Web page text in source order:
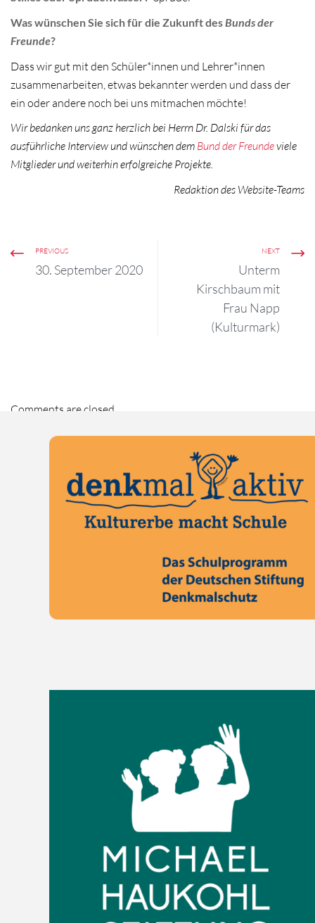
Was wünschen Sie sich für die Zukunft desBunds der
Freunde?
Dass wir gut mit den Schüler*innen und Lehrer*innen
zusammenarbeiten, etwas bekannter werden und dass der
ein oder andere noch bei uns mitmachen möchte!
Wir bedanken uns ganz herzlich bei Herrn Dr. Dalski für das
ausführliche Interview und wünschen dem Bund der Freundeviele
Mitglieder und weiterhin erfolgreiche Projekte.
Redaktion des Website-Teams
PREVIOUS
30. September 2020
NEXT
Unterm
Kirschbaum mit
Frau Napp
(Kulturmark)
Comments are closed.